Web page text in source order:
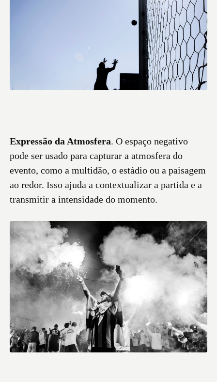
Expressão da Atmosfera. O espaço negativo
pode ser usado para capturar a atmosfera do
evento, como a multidão, o estádio ou a paisagem
ao redor. Isso ajuda a contextualizar a partida e a
transmitir a intensidade do momento.